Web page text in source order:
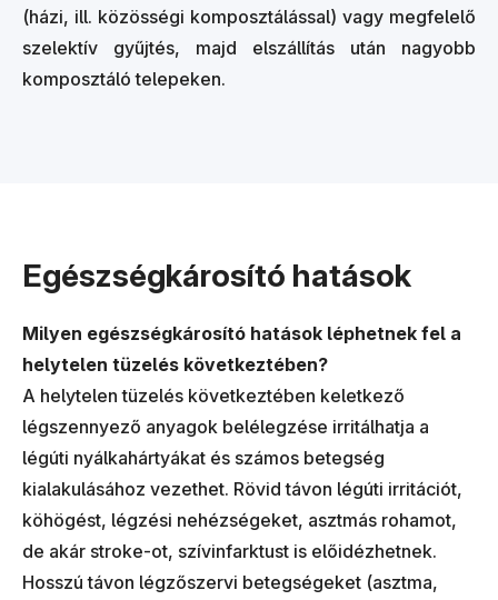
(házi, ill. közösségi komposztálással) vagy megfelelő
szelektív gyűjtés, majd elszállítás után nagyobb
komposztáló telepeken.
Egészségkárosító hatások
Milyen egészségkárosító hatások léphetnek fel a
helytelen tüzelés következtében?
A helytelen tüzelés következtében keletkező
légszennyező anyagok belélegzése irritálhatja a
légúti nyálkahártyákat és számos betegség
kialakulásához vezethet. Rövid távon légúti irritációt,
köhögést, légzési nehézségeket, asztmás rohamot,
de akár stroke-ot, szívinfarktust is előidézhetnek.
Hosszú távon légzőszervi betegségeket (asztma,